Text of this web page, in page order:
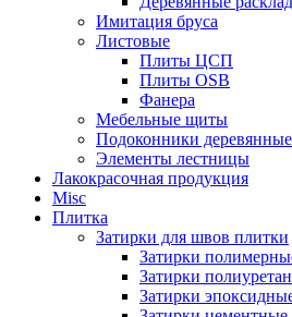
Имитация бруса
Листовые
Плиты ЦСП
Плиты OSB
Фанера
Мебельные щиты
Подоконники деревянные
Элементы лестницы
Лакокрасочная продукция
Misc
Плитка
Затирки для швов плитки
Затирки
Затирки
Затирки